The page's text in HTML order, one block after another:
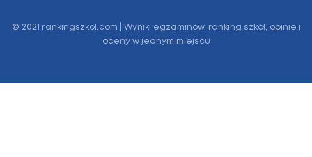
© 2021 rankingszkol.com | Wyniki egzaminów, ranking szkół, opinie i
oceny w jednym miejscu